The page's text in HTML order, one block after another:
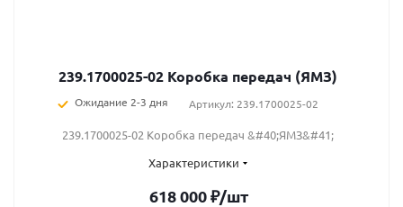
239.1700025-02 Коробка передач (ЯМЗ)
Ожидание 2-3 дня Артикул: 239.1700025-02
239.1700025-02 Коробка передач &#40;ЯМЗ&#41;
Характеристики
618 000₽/шт